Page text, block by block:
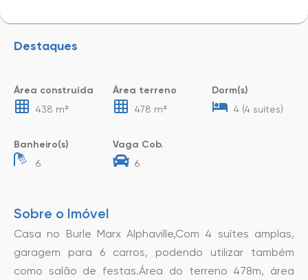
Destaques
Área construída
438 m²
Área terreno
478 m²
Dorm(s)
4 (4 suítes)
Banheiro(s)
6
Vaga Cob.
6
Sobre o Imóvel
Casa no Burle Marx Alphaville,Com 4 suítes amplas,
garagem para 6 carros, podendo utilizar também
como salão de festas.Área do terreno 478m, área